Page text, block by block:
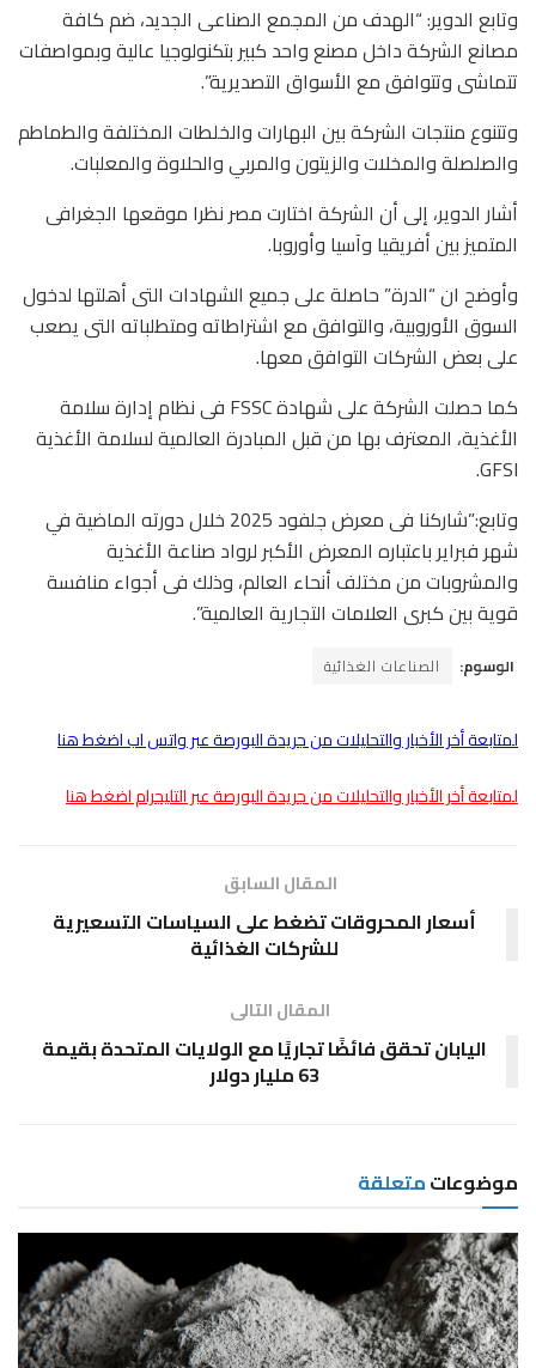
وتابع الدوير: “الهدف من المجمع الصناعى الجديد، ضم كافة
مصانع الشركة داخل مصنع واحد كبير بتكنولوجيا عالية وبمواصفات
تتماشى وتتوافق مع الأسواق التصديرية”.
وتتنوع منتجات الشركة بين البهارات والخلطات المختلفة والطماطم
والصلصلة والمخلات والزيتون والمربي والحلاوة والمعلبات.
أشار الدوير، إلى أن الشركة اختارت مصر نظرا موقعها الجغرافى
المتميز بين أفريقيا وآسيا وأوروبا.
وأوضح ان “الدرة” حاصلة على جميع الشهادات التى أهلتها لدخول
السوق الأوروبية، والتوافق مع اشتراطاته ومتطلباته التى يصعب
على بعض الشركات التوافق معها.
كما حصلت الشركة على شهادة FSSC فى نظام إدارة سلامة
الأغذية، المعترف بها من قبل المبادرة العالمية لسلامة الأغذية
GFSI.
وتابع:”شاركنا فى معرض جلفود 2025 خلال دورته الماضية في
شهر فبراير باعتباره المعرض الأكبر لرواد صناعة الأغذية
والمشروبات من مختلف أنحاء العالم، وذلك فى أجواء منافسة
قوية بين كبرى العلامات التجارية العالمية”.
الوسوم: الصناعات الغذائية
لمتابعة أخر الأخبار والتحليلات من جريدة البورصة عبر واتس اب اضغط هنا
لمتابعة أخر الأخبار والتحليلات من جريدة البورصة عبر التليجرام اضغط هنا
المقال السابق
أسعار المحروقات تضغط على السياسات التسعيرية
للشركات الغذائية
المقال التالى
اليابان تحقق فائضًا تجاريًا مع الولايات المتحدة بقيمة
63 مليار دولار
موضوعاتمتعلقة